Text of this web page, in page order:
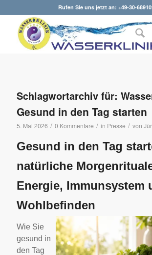
Rufen Sie uns jetzt an: +49-30-
Schlagwortarchiv für:
Gesund in den Tag starten
5. Mai 2026 / 0 Kommentare / in Presse / von
Gesund in den Tag
natürliche
Energie, Immunsystem
Wohlbefinden
Wie Sie
gesund in
den Tag